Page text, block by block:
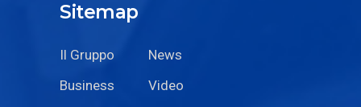
Sitemap
Il Gruppo
News
Business
Video